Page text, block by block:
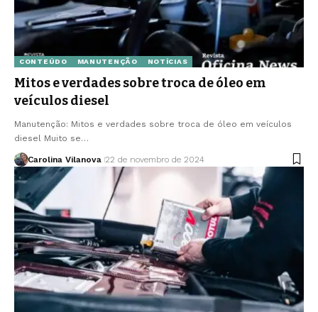
CONTEÚDO MANUTENÇÃO NOTÍCIAS
Mitos e verdades sobre troca de óleo em
veículos diesel
Manutenção: Mitos e verdades sobre troca de óleo em veículos
diesel Muito se…
Carolina Vilanova 22 de novembro de 2024